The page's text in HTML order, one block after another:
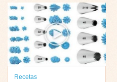
Recetas